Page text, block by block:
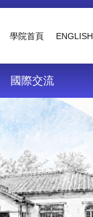
學院首頁 ENGLISH
國際交流